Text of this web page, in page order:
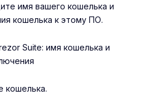
имя вашего кошелька и
кошелька к этому ПО.
кошелька.